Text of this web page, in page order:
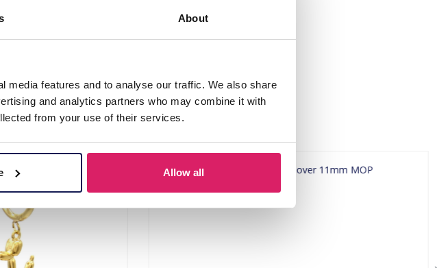
About
media features and to analyse our traffic. We also share
and analytics partners who may combine it with
from your use of their services.
Allow all